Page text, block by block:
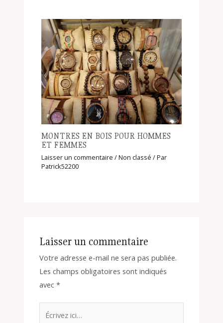
MONTRES EN BOIS POUR HOMMES
ET FEMMES
Laisser un commentaire /Non classé / Par
Patrick52200
Laisser un commentaire
Votre adresse e-mail ne sera pas publiée.
Les champs obligatoires sont indiqués
avec*